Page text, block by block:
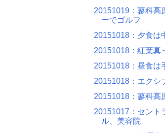
20151019：蓼科高
ーでゴルフ
20151018：夕食は
20151018：紅葉真
20151018：昼食は
20151018：エクシ
20151018：蓼科高
20151017：セント
ル、美容院